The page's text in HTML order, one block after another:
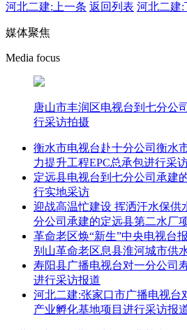
河北二建: 上一条 返回列表 河北二建:
媒体聚焦
Media focus
唐山市丰润区电视台到七分公
行采访拍摄
衡水市电视台赴十分公司衡水
力提升工程EPC总承包进行采
定远县电视台到七分公司承建
行实地采访
迎战高温忙建设 挥洒汗水保
分公司承建的定远县第二水厂
革命老区焕“新生”中央电视台
别山革命老区息县淮河城市供
寿阳县广播电视台对一分公司
进行采访报道
河北二建:张家口市广播电视台
产业孵化基地项目进行采访报